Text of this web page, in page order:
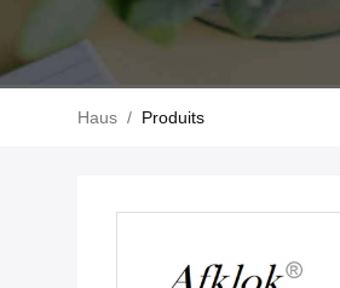
Haus / Produits